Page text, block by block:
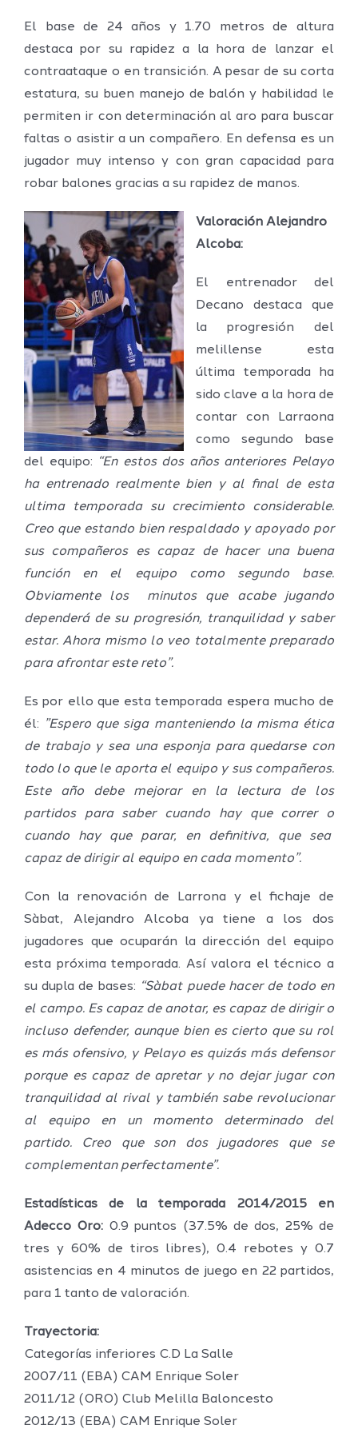
El base de 24 años y 1.70 metros de altura
destaca por su rapidez a la hora de lanzar el
contraataque o en transición. A pesar de su corta
estatura, su buen manejo de balón y habilidad le
permiten ir con determinación al aro para buscar
faltas o asistir a un compañero. En defensa es un
jugador muy intenso y con gran capacidad para
robar balones gracias a su rapidez de manos.
Valoración Alejandro
Alcoba:
El entrenador del
Decano destaca que
la progresión del
melillense esta
última temporada ha
sido clave a la hora de
contar con Larraona
como segundo base
del equipo:
“En estos dos años anteriores Pelayo
ha entrenado realmente bien y al final de esta
ultima temporada su crecimiento considerable.
Creo que estando bien respaldado y apoyado por
sus compañeros es capaz de hacer una buena
función en el equipo como segundo base.
Obviamente los minutos que acabe jugando
dependerá de su progresión, tranquilidad y saber
estar. Ahora mismo lo veo totalmente preparado
para afrontar este reto”.
Es por ello que esta temporada espera mucho de
él:
”Espero que siga manteniendo la misma ética
de trabajo y sea una esponja para quedarse con
todo lo que le aporta el equipo y sus compañeros.
Este año debe mejorar en la lectura de los
partidos para saber cuando hay que correr o
cuando hay que parar, en definitiva, que sea
capaz de dirigir al equipo en cada momento”.
Con la renovación de Larrona y el fichaje de
Sàbat, Alejandro Alcoba ya tiene a los dos
jugadores que ocuparán la dirección del equipo
esta próxima temporada. Así valora el técnico a
su dupla de bases: “Sàbat puede hacer de todo en
el campo. Es capaz de anotar, es capaz de dirigir o
incluso defender, aunque bien es cierto que su rol
es más ofensivo, y Pelayo es quizás más defensor
porque es capaz de apretar y no dejar jugar con
tranquilidad al rival y también sabe revolucionar
al equipo en un momento determinado del
partido. Creo que son dos jugadores que se
complementan perfectamente”.
Estadísticas de la temporada 2014/2015 en
Adecco Oro: 0.9 puntos (37.5% de dos, 25% de
tres y 60% de tiros libres), 0.4 rebotes y 0.7
asistencias en 4 minutos de juego en 22 partidos,
para 1 tanto de valoración.
Trayectoria:
Categorías inferiores C.D La Salle
2007/11 (EBA) CAM Enrique Soler
2011/12 (ORO) Club Melilla Baloncesto
2012/13 (EBA) CAM Enrique Soler